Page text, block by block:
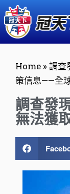
Home »調查
策信息——全
調查發
無法獲